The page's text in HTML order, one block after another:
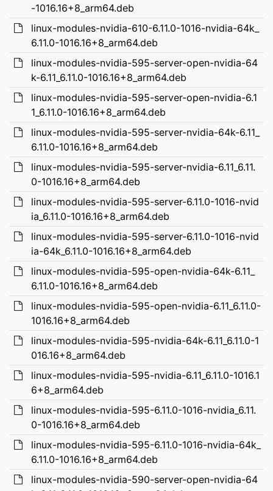
-1016.16+8_arm64.deb
linux-modules-nvidia-610-6.11.0-1016-nvidia-64k_
6.11.0-1016.16+8_arm64.deb
linux-modules-nvidia-595-server-open-nvidia-64
k-6.11_6.11.0-1016.16+8_arm64.deb
linux-modules-nvidia-595-server-open-nvidia-6.1
1_6.11.0-1016.16+8_arm64.deb
linux-modules-nvidia-595-server-nvidia-64k-6.11_
6.11.0-1016.16+8_arm64.deb
linux-modules-nvidia-595-server-nvidia-6.11_6.11.
0-1016.16+8_arm64.deb
linux-modules-nvidia-595-server-6.11.0-1016-nvid
ia_6.11.0-1016.16+8_arm64.deb
linux-modules-nvidia-595-server-6.11.0-1016-nvid
ia-64k_6.11.0-1016.16+8_arm64.deb
linux-modules-nvidia-595-open-nvidia-64k-6.11_
6.11.0-1016.16+8_arm64.deb
linux-modules-nvidia-595-open-nvidia-6.11_6.11.0-
1016.16+8_arm64.deb
linux-modules-nvidia-595-nvidia-64k-6.11_6.11.0-1
016.16+8_arm64.deb
linux-modules-nvidia-595-nvidia-6.11_6.11.0-1016.1
6+8_arm64.deb
linux-modules-nvidia-595-6.11.0-1016-nvidia_6.11.
0-1016.16+8_arm64.deb
linux-modules-nvidia-595-6.11.0-1016-nvidia-64k_
6.11.0-1016.16+8_arm64.deb
linux-modules-nvidia-590-server-open-nvidia-64